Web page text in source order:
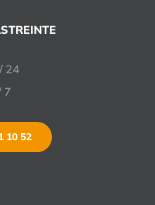
24
7
10 52